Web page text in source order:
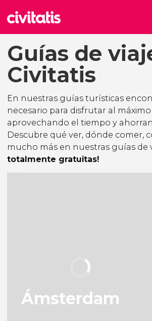
Guías de
Civitatis
En nuestras guías turísticas
necesario para disfrutar al
aprovechando el tiempo y
Descubre qué ver, dónde comer,
mucho más en nuestras guías de
totalmente gratuitas!
Ámsterdam